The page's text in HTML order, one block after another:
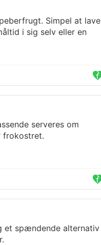
Simpel at lave
i sig selv eller en
serveres om
frokostret.
et spændende alternativ